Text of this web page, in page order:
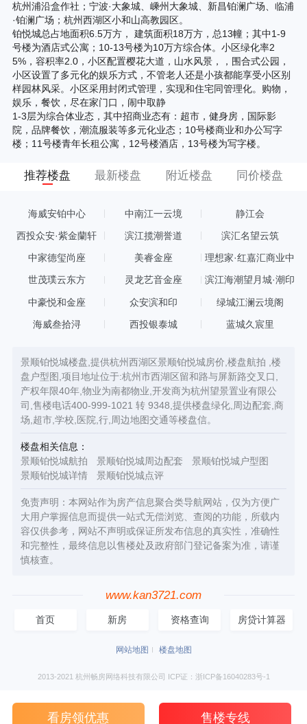
杭州浦沿盒作社；宁波·大象城、嵊州大象城、新昌铂澜广场、临浦
·铂澜广场；杭州西湖区小和山高教园区。
铂悦城总占地面积6.5万方， 建筑面积18万方，总13幢；其中1-9
号楼为酒店式公寓；10-13号楼为10万方综合体。小区绿化率2
5%，容积率2.0，小区配置樱花大道，山水风景，，围合式公园，
小区设置了多元化的娱乐方式，不管老人还是小孩都能享受小区别
样园林风采。小区采用封闭式管理，实现和住宅同管理化。购物，
娱乐，餐饮，尽在家门口，闹中取静
1-3层为综合体业态，其中招商业态有：超市，健身房，国际影
院，品牌餐饮，潮流服装等多元化业态；10号楼商业和办公写字
楼；11号楼青年长租公寓，12号楼酒店，13号楼为写字楼。
推荐楼盘 最新楼盘 附近楼盘 同价楼盘
海威安铂中心 中南江一云境 静江会
西投众安·紫金蘭轩 滨江揽潮誉道 滨汇名望云筑
中家德玺尚座 美睿金座
理想家·红嘉汇商业中
世茂璞云东方 灵龙艺音金座 滨江海潮望月城·潮印
中豪悦和金座 众安滨和印 绿城江澜云境阁
海威叁拾浔 西投银泰城 蓝城久宸里
景顺铂悦城楼盘,提供杭州西湖区景顺铂悦城房价,楼盘航拍 ,楼
盘户型图,项目地址位于:杭州市西湖区留和路与屏新路交叉口,
产权年限40年,物业为南都物业,开发商为杭州望景置业有限公
司,售楼电话400-999-1021 转 9348,提供楼盘绿化,周边配套,商
场,超市,学校,医院,行,周边地图交通等楼盘信。
楼盘相关信息：
景顺铂悦城航拍
景顺铂悦城周边配套
景顺铂悦城户型图
景顺铂悦城详情
景顺铂悦城点评
免责声明：本网站作为房产信息聚合类导航网站，仅为方便广
大用户掌握信息而提供一站式无偿浏览、查阅的功能，所载内
容仅供参考，网站不声明或保证所发布信息的真实性，准确性
和完整性，最终信息以售楼处及政府部门登记备案为准，请谨
慎核查。
www.kan3721.com
首页 新房 资格查询 房贷计算器
网站地图 楼盘地图
2013-2021 杭州畅房网络科技有限公司 ICP证：浙ICP备16040283号-1
看房领优惠 售楼专线